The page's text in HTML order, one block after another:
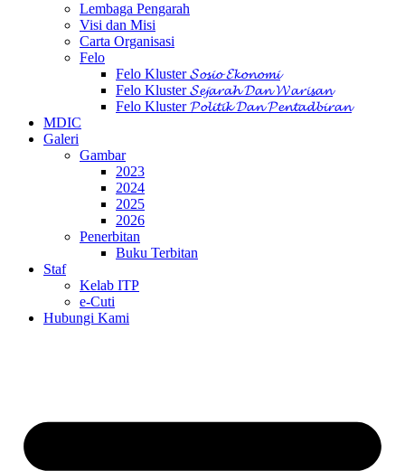
Lembaga Pengarah
Visi dan Misi
Carta Organisasi
Felo
Felo Kluster 𝓢𝓸𝓼𝓲𝓸 𝓔𝓴𝓸𝓷𝓸𝓶𝓲
Felo Kluster 𝓢𝓮𝓳𝓪𝓻𝓪𝓱 𝓓𝓪𝓷 𝓦𝓪𝓻𝓲𝓼𝓪𝓷
Felo Kluster 𝓟𝓸𝓵𝓲𝓽𝓲𝓴 𝓓𝓪𝓷 𝓟𝓮𝓷𝓽𝓪𝓭𝓫𝓲𝓻𝓪𝓷
MDIC
Galeri
Gambar
2023
2024
2025
2026
Penerbitan
Buku Terbitan
Staf
Kelab ITP
e-Cuti
Hubungi Kami